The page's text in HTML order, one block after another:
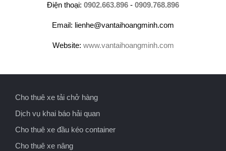
Điện thoại: 0902.663.896 - 0909.768.896
Email: lienhe@vantaihoangminh.com
Website: www.vantaihoangminh.com
Cho thuê xe tải chở hàng
Dịch vụ khai báo hải quan
Cho thuê xe đầu kéo container
Cho thuê xe nâng